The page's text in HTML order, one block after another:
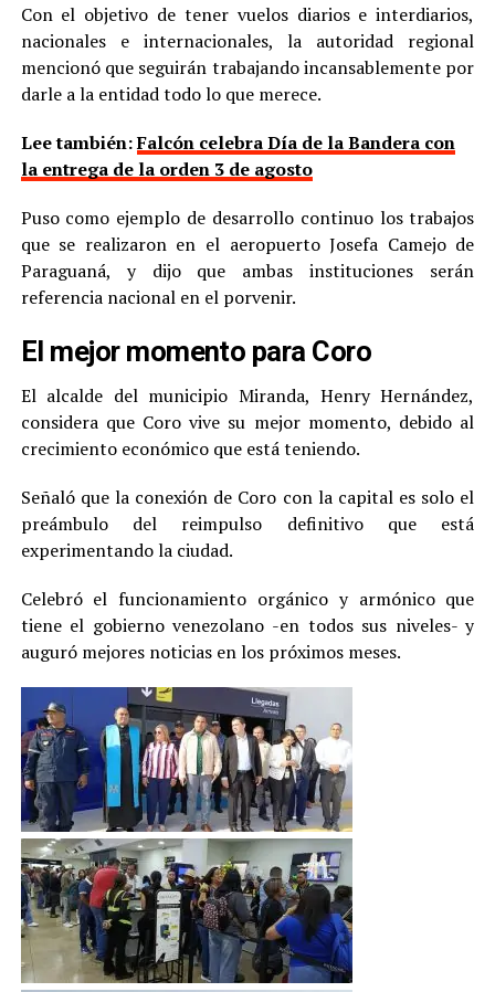
Con el objetivo de tener vuelos diarios e interdiarios,
nacionales e internacionales, la autoridad regional
mencionó que seguirán trabajando incansablemente por
darle a la entidad todo lo que merece.
Lee también:Falcón celebra Día de la Bandera con
la entrega de la orden 3 de agosto
Puso como ejemplo de desarrollo continuo los trabajos
que se realizaron en el aeropuerto Josefa Camejo de
Paraguaná, y dijo que ambas instituciones serán
referencia nacional en el porvenir.
El mejor momento para Coro
El alcalde del municipio Miranda, Henry Hernández,
considera que Coro vive su mejor momento, debido al
crecimiento económico que está teniendo.
Señaló que la conexión de Coro con la capital es solo el
preámbulo del reimpulso definitivo que está
experimentando la ciudad.
Celebró el funcionamiento orgánico y armónico que
tiene el gobierno venezolano -en todos sus niveles- y
auguró mejores noticias en los próximos meses.